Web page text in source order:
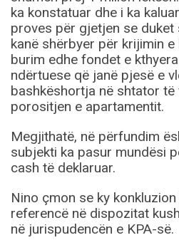
ka konstatuar dhe i ka
proves për gjetjen se
kanë shërbyer për krijimin
burim edhe fondet e
ndërtuese që janë pjesë e
bashkëshortja në shtator
porositjen e apartamentit.
Megjithatë, në përfundim
subjekti ka pasur mundësi
cash të deklaruar.
Nino çmon se ky
referencë në dispozitat
në jurispudencën e KPA-së.